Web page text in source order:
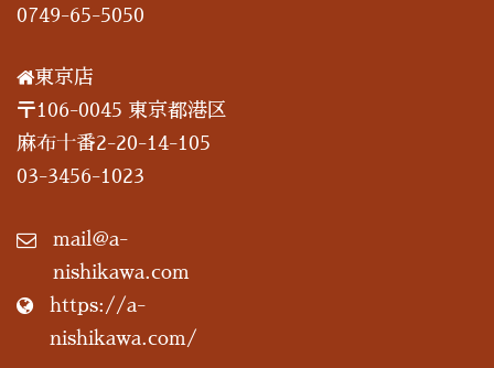
0749-65-5050
東京店
〒106-0045 東京都港区
麻布十番2-20-14-105
03-3456-1023
mail@a-
nishikawa.com
https://a-
nishikawa.com/